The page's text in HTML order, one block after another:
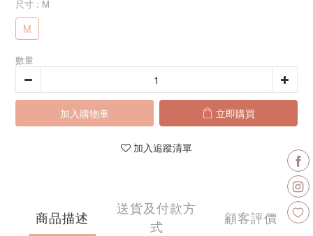
尺寸 : M
M
數量
加入購物車 立即購買
加入追蹤清單
商品描述
送貨及付款方
式
顧客評價